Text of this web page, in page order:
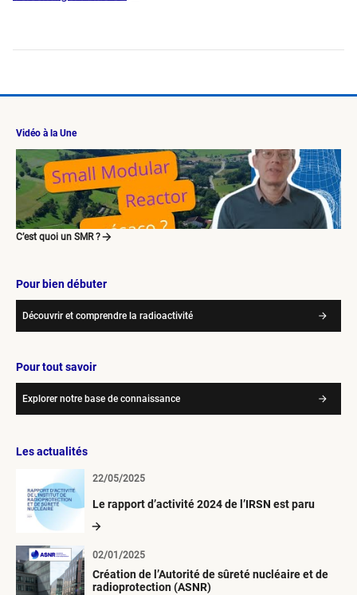
Vidéo à la Une
C’est quoi un SMR ?
Pour bien débuter
Découvrir et comprendre la radioactivité
Pour tout savoir
Explorer notre base de connaissance
Les actualités
Le rapport d’activité 2024 de l’IRSN est paru
22/05/2025
Création de l’Autorité de sûreté nucléaire et de
radioprotection (ASNR)
02/01/2025